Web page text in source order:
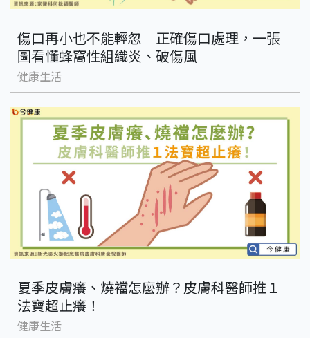
傷口再小也不能輕忽 正確傷口處理，一張
圖看懂蜂窩性組織炎、破傷風
健康生活
夏季皮膚癢、燒襠怎麼辦？皮膚科醫師推１
法寶超止癢！
健康生活